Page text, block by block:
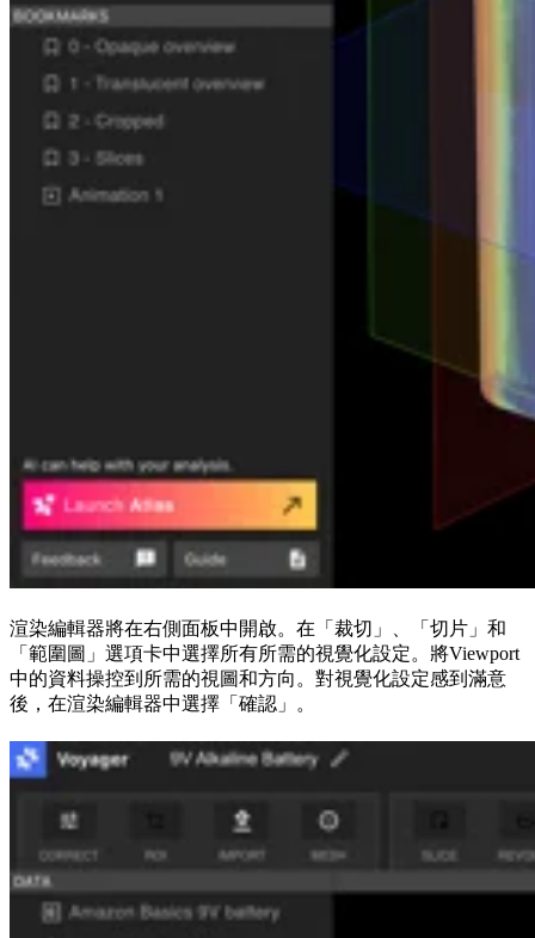
渲染編輯器將在右側面板中開啟。在「裁切」、「切片」和
「範圍圖」選項卡中選擇所有所需的視覺化設定。將Viewport
中的資料操控到所需的視圖和方向。對視覺化設定感到滿意
後，在渲染編輯器中選擇「確認」。